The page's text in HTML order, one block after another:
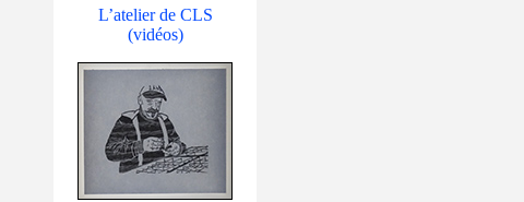
L’atelier de CLS
(vidéos)